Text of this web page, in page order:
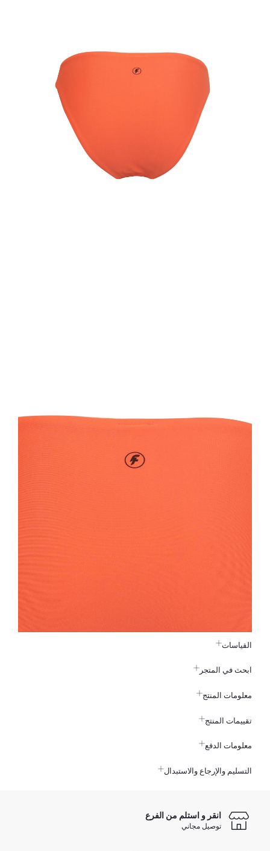
القياسات
ابحث في المتجر
معلومات المنتج
تقييمات المنتج
معلومات الدفع
التسليم والإرجاع والاستبدال
انقر و استلم من الفرع
توصيل مجاني